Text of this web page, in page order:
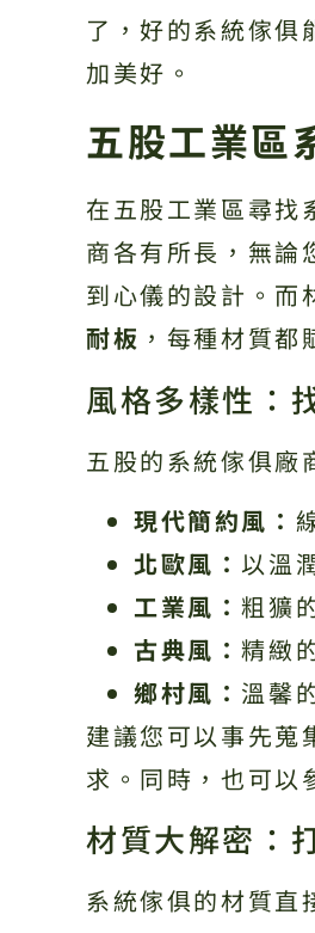
了，好的系統傢俱
加美好。
五股工業區
在五股工業區尋找
商各有所長，無論
到心儀的設計。而
耐板 ，每種材質都
風格多樣性：
五股的系統傢俱廠
現代簡約風：
北歐風： 以溫
工業風：粗獷
古典風：精緻
鄉村風： 溫馨
建議您可以事先蒐
求。同時，也可以
材質大解密：
系統傢俱的材質直